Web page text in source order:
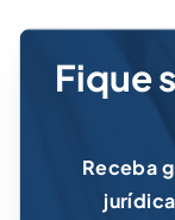
Fique
Receba